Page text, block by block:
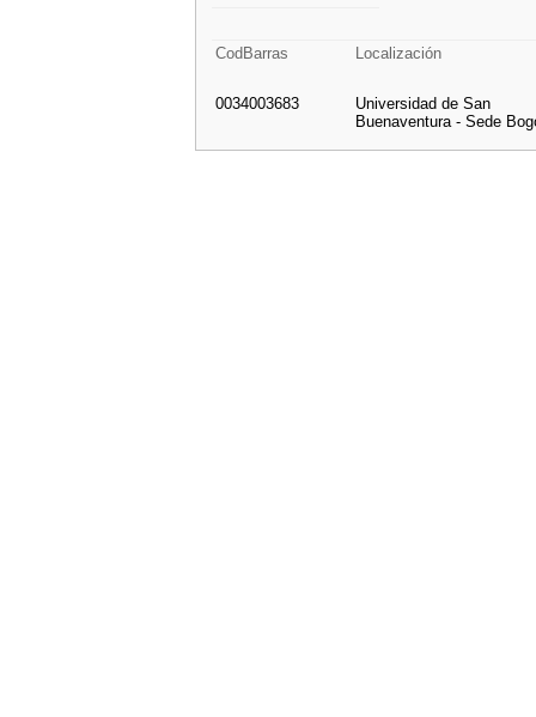
CodBarras Localización
0034003683
Universidad de San
Buenaventura - Sede